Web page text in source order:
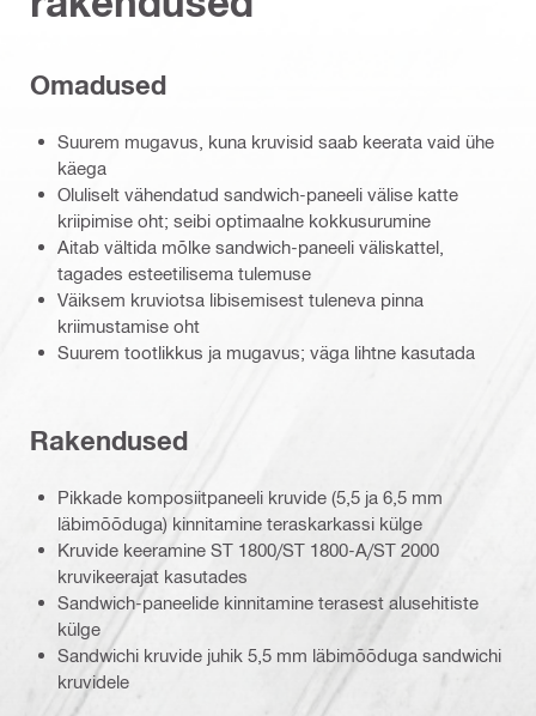
Omadused
Suurem mugavus, kuna kruvisid saab keerata vaid ühe
käega
Oluliselt vähendatud sandwich-paneeli välise katte
kriipimise oht; seibi optimaalne kokkusurumine
Aitab vältida mõlke sandwich-paneeli väliskattel,
tagades esteetilisema tulemuse
Väiksem kruviotsa libisemisest tuleneva pinna
kriimustamise oht
Suurem tootlikkus ja mugavus; väga lihtne kasutada
Rakendused
Pikkade komposiitpaneeli kruvide (5,5 ja 6,5 mm
läbimõõduga) kinnitamine teraskarkassi külge
Kruvide keeramine ST 1800/ST 1800-A/ST 2000
kruvikeerajat kasutades
Sandwich-paneelide kinnitamine terasest alusehitiste
külge
Sandwichi kruvide juhik 5,5 mm läbimõõduga sandwichi
kruvidele